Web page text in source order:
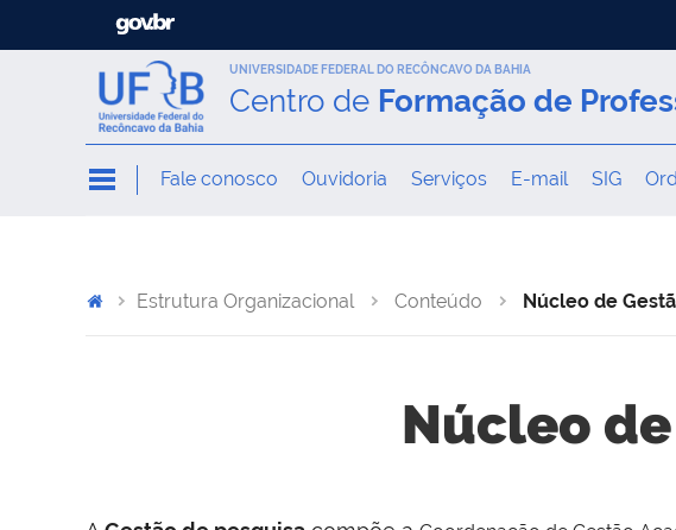
UNIVERSIDADE FEDERAL DO RECÔNCAVO DA BAHIA
Centro de Formação de
Fale conosco Ouvidoria Serviços E-mail SIG
Estrutura Organizacional Conteúdo Núcleo de
Núcleo